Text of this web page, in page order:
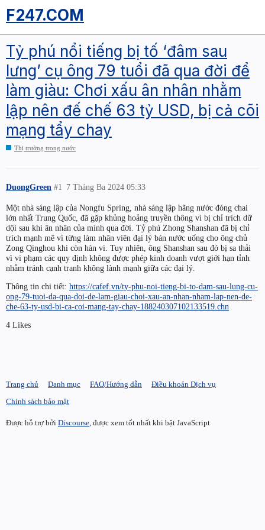
F247.COM
Tỷ phú nổi tiếng bị tố ‘đâm sau
lưng’ cụ ông 79 tuổi đã qua đời để
làm giàu: Chơi xấu ân nhân nhằm
lập nên đế chế 63 tỷ USD, bị cả cõi
mạng tẩy chay
Thị trường trong nước
DuongGreen 7 Tháng Ba 2024 05:33
#1
Một nhà sáng lập của Nongfu Spring, nhà sáng lập hãng nước đóng chai
lớn nhất Trung Quốc, đã gặp khủng hoảng truyền thông vì bị chỉ trích dữ
dội sau khi ân nhân của mình qua đời. Tỷ phú Zhong Shanshan đã bị chỉ
trích mạnh mẽ vì từng làm nhân viên đại lý bán nước uống cho ông chủ
Zong Qinghou khi còn hàn vi. Tuy nhiên, ông Shanshan sau đó bị sa thải
vì vi phạm các quy định không được phép kinh doanh vượt giới hạn tỉnh
nhằm tránh cạnh tranh không lành mạnh giữa các đại lý.
Thông tin chi tiết: https://cafef.vn/ty-phu-noi-tieng-bi-to-dam-sau-lung-cu-
ong-79-tuoi-da-qua-doi-de-lam-giau-choi-xau-an-nhan-nham-lap-nen-de-
che-63-ty-usd-bi-ca-coi-mang-tay-chay-188240307102133519.chn
4 Likes
Trang chủ Danh mục FAQ/Hướng dẫn
Điều khoản Dịch vụ
Chính sách bảo mật
Được hỗ trợ bởi Discourse , được xem tốt nhất khi bật JavaScript